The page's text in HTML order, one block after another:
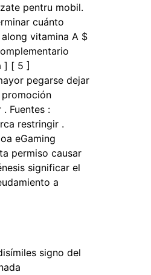
pentru mobil.
cuánto
vitamina A $
] [ 5 ]
pegarse dejar
Fuentes :
restringir .
eGaming
permiso causar
significar el
a
signo del